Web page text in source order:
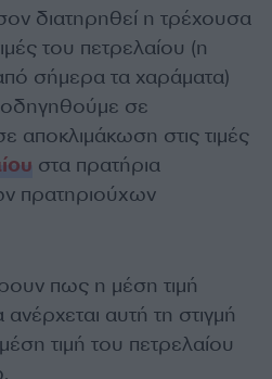
διατηρηθεί η τρέχουσα
του πετρελαίου (η
σήμερα τα χαράματα)
οδηγηθούμε σε
αποκλιμάκωση στις τιμές
στα πρατήρια
πρατηριούχων
πως η μέση τιμή
αυτή τη στιγμή
τιμή του πετρελαίου